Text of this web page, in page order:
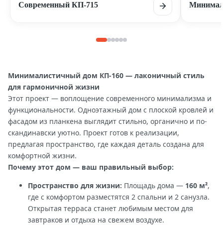
Современный КП-715
Минималистичный дом КП-160 — лаконичный стиль
для гармоничной жизни
Этот проект — воплощение современного минимализма и
функциональности. Одноэтажный дом с плоской кровлей и
фасадом из планкена выглядит стильно, органично и по-
скандинавски уютно. Проект готов к реализации,
предлагая пространство, где каждая деталь создана для
комфортной жизни.
Почему этот дом — ваш правильный выбор:
Пространство для жизни: Площадь дома — 160 м²,
где с комфортом разместятся 2 спальни и 2 санузла.
Открытая терраса станет любимым местом для
завтраков и отдыха на свежем воздухе.